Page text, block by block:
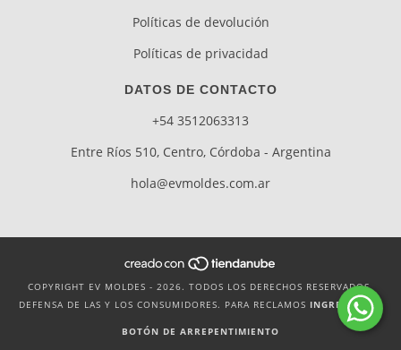
Políticas de devolución
Políticas de privacidad
DATOS DE CONTACTO
+54 3512063313
Entre Ríos 510, Centro, Córdoba - Argentina
hola@evmoldes.com.ar
COPYRIGHT EV MOLDES - 2026. TODOS LOS DERECHOS RESERVADOS.
DEFENSA DE LAS Y LOS CONSUMIDORES. PARA RECLAMOS INGRESÁ ACÁ.
BOTÓN DE ARREPENTIMIENTO